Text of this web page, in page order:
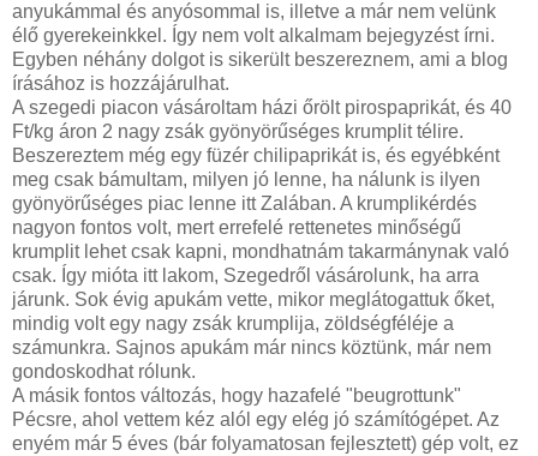
anyukámmal és anyósommal is, illetve a már nem velünk
élő gyerekeinkkel. Így nem volt alkalmam bejegyzést írni.
Egyben néhány dolgot is sikerült beszereznem, ami a blog
írásához is hozzájárulhat.
A szegedi piacon vásároltam házi őrölt pirospaprikát, és 40
Ft/kg áron 2 nagy zsák gyönyörűséges krumplit télire.
Beszereztem még egy füzér chilipaprikát is, és egyébként
meg csak bámultam, milyen jó lenne, ha nálunk is ilyen
gyönyörűséges piac lenne itt Zalában. A krumplikérdés
nagyon fontos volt, mert errefelé rettenetes minőségű
krumplit lehet csak kapni, mondhatnám takarmánynak való
csak. Így mióta itt lakom, Szegedről vásárolunk, ha arra
járunk. Sok évig apukám vette, mikor meglátogattuk őket,
mindig volt egy nagy zsák krumplija, zöldségféléje a
számunkra. Sajnos apukám már nincs köztünk, már nem
gondoskodhat rólunk.
A másik fontos változás, hogy hazafelé "beugrottunk"
Pécsre, ahol vettem kéz alól egy elég jó számítógépet. Az
enyém már 5 éves (bár folyamatosan fejlesztett) gép volt, ez